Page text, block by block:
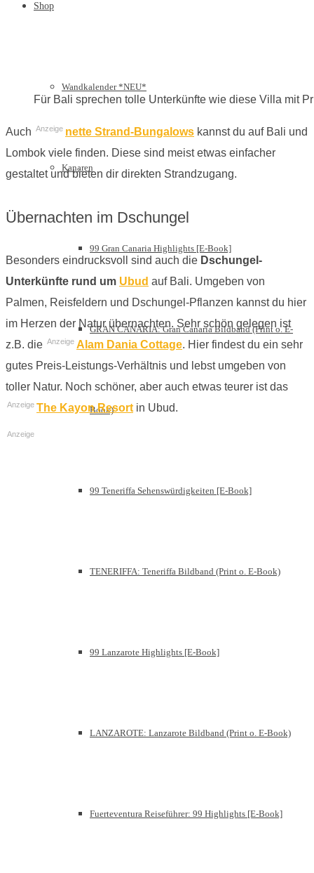
Shop
Wandkalender *NEU*
Kanaren
99 Gran Canaria Highlights [E-Book]
GRAN CANARIA: Gran Canaria Bildband (Print o. E-
Book)
99 Teneriffa Sehenswürdigkeiten [E-Book]
TENERIFFA: Teneriffa Bildband (Print o. E-Book)
99 Lanzarote Highlights [E-Book]
LANZAROTE: Lanzarote Bildband (Print o. E-Book)
Fuerteventura Reiseführer: 99 Highlights [E-Book]
Für Bali sprechen tolle Unterkünfte wie diese Villa mit
Auch Anzeige nette Strand-Bungalows kannst du auf Bali und
Lombok viele finden. Diese sind meist etwas einfacher
gestaltet und bieten dir direkten Strandzugang.
Übernachten im Dschungel
Besonders eindrucksvoll sind auch die Dschungel-
Unterkünfte rund um Ubud auf Bali. Umgeben von
Palmen, Reisfeldern und Dschungel-Pflanzen kannst du hier
im Herzen der Natur übernachten. Sehr schön gelegen ist
z.B. die Anzeige Alam Dania Cottage. Hier findest du ein sehr
gutes Preis-Leistungs-Verhältnis und lebst umgeben von
toller Natur. Noch schöner, aber auch etwas teurer ist das
Anzeige The Kayon Resort in Ubud.
Anzeige